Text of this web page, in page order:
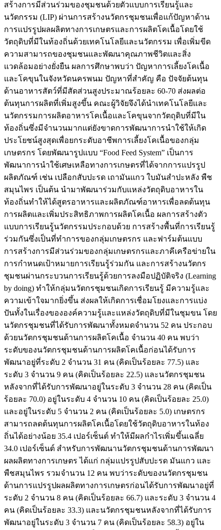
สร้างการมีส่วนร่วมของชุมชนด้วยตัวแบบการเรียนรู้และ
นวัตกรรม (LIP) ผ่านการสร้างนวัตกรชุมชนเพื่อแก้ปัญหาด้าน
การแปรรูปผลผลิตทางการเกษตรและการผลิตโคเนื้อโดยใช้
วัตถุดิบที่มีในท้องถิ่นด้วยเทคโนโลยีและนวัตกรรม เพื่อเพิ่มขีด
ความสามารถของชุมชนและพัฒนาคุณภาพชีวิตและสิ่ง
แวดล้อมอย่างยั่งยืน ผลการศึกษาพบว่า ปัญหาการเลี้ยงโคเนื้อ
และโคขุนในจังหวัดนครพนม ปัญหาที่สำคัญ คือ ปัจจัยต้นทุน
ด้านอาหารสัตว์ที่มีสัดส่วนสูงประมาณร้อยละ 60-70 ส่งผลต่อ
ต้นทุนการผลิตที่เพิ่มสูงขึ้น คณะผู้วิจัยจึงได้นำเทคโนโลยีและ
นวัตกรรมการผลิตอาหารโคเนื้อและโคขุนจากวัตถุดิบที่มีใน
ท้องถิ่นซึ่งมีจำนวนมากแต่ยังขาดการพัฒนาการนำใช้ให้เกิด
ประโยชน์สูงสุดเพื่อยกระดับอาชีพการเลี้ยงโคเนื้อของกลุ่ม
เกษตรกร โดยพัฒนารูปแบบ “Food Feed System” เป็นการ
พัฒนาการนำใช้เศษเหลือทางการเกษตรที่ได้จากการแปรรูป
ผลิตภัณฑ์ เช่น เปลือกสับปะรด เถามันแกว ใบมันสำปะหลัง พืช
สมุนไพร เป็นต้น นำมาพัฒนาร่วมกับแหล่งวัตถุดิบอาหารใน
ท้องถิ่นทำให้ได้สูตรอาหารและผลิตภัณฑ์อาหารเพื่อลดต้นทุน
การผลิตและเพิ่มประสิทธิภาพการผลิตโคเนื้อ ผลการสร้างตัว
แบบการเรียนรู้นวัตกรรมประกอบด้วย การสร้างพื้นที่การเรียนรู้
ร่วมกันซึ่งเป็นที่ทำการของกลุ่มเกษตรกร และฟาร์มต้นแบบ
การสร้างการมีส่วนร่วมของกลุ่มเกษตรกรและภาคีเครือข่ายใน
การกำหนดเป้าหมายการเรียนรู้ร่วมกัน และการสร้างนวัตกร
ชุมชนผ่านกระบวนการเรียนรู้ด้วยการลงมือปฏิบัติจริง (Learning
by doing) ทำให้กลุ่มนวัตกรชุมชนเกิดการเรียนรู้ มีความรู้และ
ความเข้าใจมากยิ่งขึ้น ส่งผลให้เกิดการเชื่อมโยงและการแบ่ง
ปันทั้งในเรื่องขององค์ความรู้และแหล่งวัตถุดิบที่มีในชุมขน โดย
นวัตกรชุมชนที่ได้รับการพัฒนาทั้งหมดจำนวน 52 คน ประกอบ
ด้วยนวัตกรชุมชนด้านการผลิตโคเนื้อ จำนวน 40 คน พบว่า
ระดับของนวัตกรชุมชนด้านการผลิตโคเนื้อก่อนได้รับการ
พัฒนาอยู่ที่ระดับ 2 จำนวน 31 คน (คิดเป็นร้อยละ 77.5) และ
ระดับ 3 จำนวน 9 คน (คิดเป็นร้อยละ 22.5) และนวัตกรชุมชน
หลังจากที่ได้รับการพัฒนาอยู่ในระดับ 3 จำนวน 28 คน (คิดเป็น
ร้อยละ 70.0) อยู่ในระดับ 4 จำนวน 10 คน (คิดเป็นร้อยละ 25.0)
และอยู่ในระดับ 5 จำนวน 2 คน (คิดเป็นร้อยละ 5.0) เกษตรกร
สามารถลดต้นทุนการผลิตโคเนื้อโดยใช้วัตถุดิบอาหารในท้อง
ถิ่นได้อย่างน้อย 35.4 เปอร์เซ็นต์ ทำให้มีผลกำไรเพิ่มขึ้นเฉลี่ย
34.0 เปอร์เซ็นต์ สำหรับการพัฒนานวัตกรชุมชนด้านการพัฒนา
ผลผลิตทางการเกษตร ได้แก่ กลุ่มแปรรูปสับปะรด มันแกว และ
พืชสมุนไพร รวมจำนวน 12 คน พบว่าระดับของนวัตกรชุมชน
ด้านการแปรรูปผลผลิตทางการเกษตรก่อนได้รับการพัฒนาอยู่ที่
ระดับ 2 จำนวน 8 คน (คิดเป็นร้อยละ 66.7) และระดับ 3 จำนวน 4
คน (คิดเป็นร้อยละ 33.3) และนวัตกรชุมชนหลังจากที่ได้รับการ
พัฒนาอยู่ในระดับ 3 จำนวน 7 คน (คิดเป็นร้อยละ 58.3) อยู่ใน